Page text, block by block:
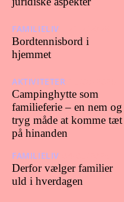
FAMILIELIV
Bordtennisbord i
hjemmet
AKTIVITETER
Campinghytte som
familieferie – en nem og
tryg måde at komme tæt
på hinanden
FAMILIELIV
Derfor vælger familier
uld i hverdagen